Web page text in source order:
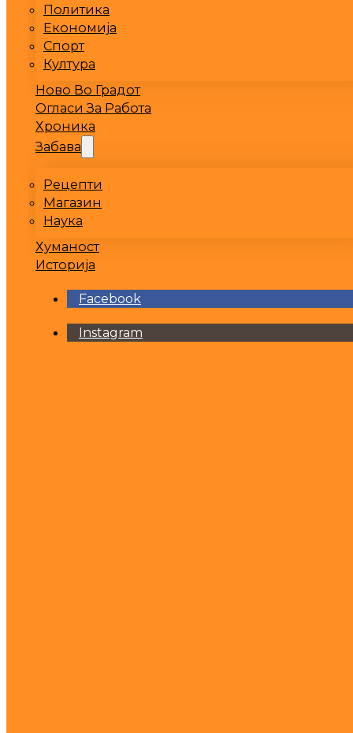
Политика
Економија
Спорт
Култура
Ново Во Градот
Огласи За Работа
Хроника
Забава
Рецепти
Магазин
Наука
Хуманост
Историја
Facebook
Instagram